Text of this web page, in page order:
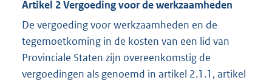
Artikel 2 Vergoeding voor de werkzaamheden
De vergoeding voor werkzaamheden en de
tegemoetkoming in de kosten van een lid van
Provinciale Staten zijn overeenkomstig de
vergoedingen als genoemd in artikel 2.1.1, artikel